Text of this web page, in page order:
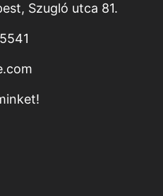
Szugló utca 81.